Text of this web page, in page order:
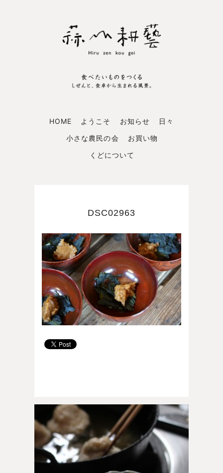
HOME ようこそ お知らせ
日々
小さな農民の会
お買い物
くどについて
DSC02963